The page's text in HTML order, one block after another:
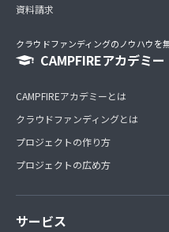
資料請求
クラウドファンディングのノウハウを
CAMPFIREアカデミー
CAMPFIREアカデミーとは
クラウドファンディングとは
プロジェクトの作り方
プロジェクトの広め方
サービス